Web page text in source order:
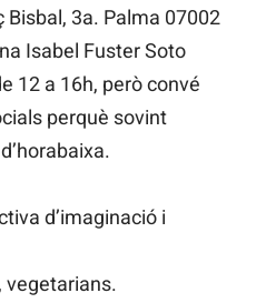
Bisbal, 3a. Palma 07002
Isabel Fuster Soto
12 a 16h, però convé
perquè sovint
d’imaginació i
vegetarians.